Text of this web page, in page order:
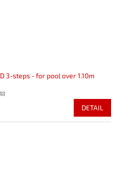
3-steps - for pool over 1.10m
DETAIL